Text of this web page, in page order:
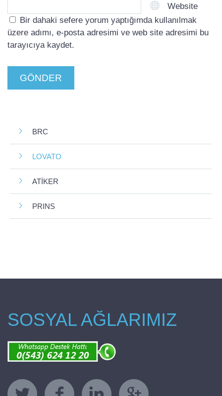
Website
Bir dahaki sefere yorum yaptığımda kullanılmak
üzere adımı, e-posta adresimi ve web site adresimi bu
tarayıcıya kaydet.
BRC
LOVATO
ATİKER
PRINS
SOSYAL AĞLARIMIZ